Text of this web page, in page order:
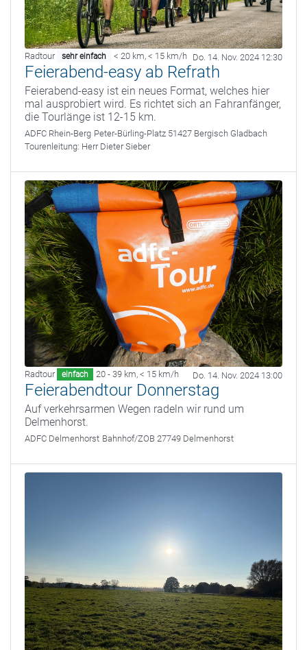
Radtour sehr einfach < 20 km, < 15 km/h Do. 14. Nov. 2024 12:30
Feierabend-easy ab Refrath
Feierabend-easy ist ein neues Format, welches hier
mal ausprobiert wird. Es richtet sich an Fahranfänger,
die Tourlänge ist 12-15 km.
ADFC Rhein-Berg Peter-Bürling-Platz 51427 Bergisch Gladbach
Tourenleitung: Herr Dieter Sieber
Radtour einfach 20 - 39 km, < 15 km/h Do. 14. Nov. 2024 13:00
Feierabendtour Donnerstag
Auf verkehrsarmen Wegen radeln wir rund um
Delmenhorst.
ADFC Delmenhorst Bahnhof/ZOB 27749 Delmenhorst